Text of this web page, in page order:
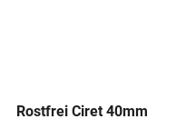
Rostfrei Ciret 40mm